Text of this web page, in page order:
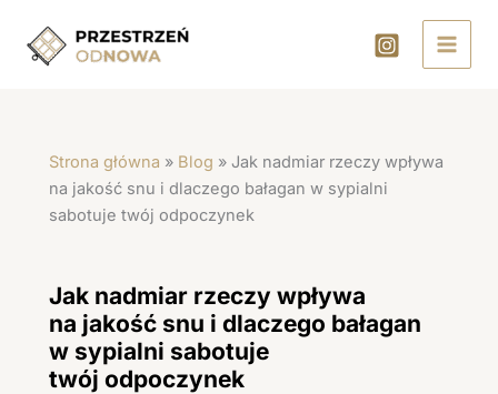
treści
Strona główna » Blog » Jak nadmiar rzeczy wpływa
na jakość snu i dlaczego bałagan w sypialni
sabotuje twój odpoczynek
Jak nadmiar rzeczy wpływa
na jakość snu i dlaczego bałagan
w sypialni sabotuje
twój odpoczynek